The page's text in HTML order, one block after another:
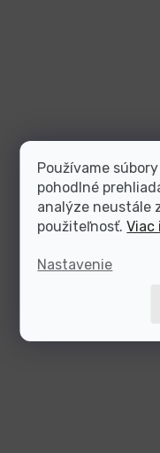
Používame
pohodlné
analýze neustále
použiteľnosť.Viac
Nastavenie